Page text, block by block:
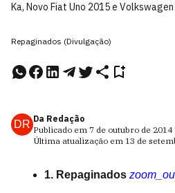
Ka, Novo Fiat Uno 2015 e Volkswagen
Repaginados (Divulgação)
DR Da Redação
Publicado em 7 de outubro de 2014
Última atualização em 13 de
1. Repaginados